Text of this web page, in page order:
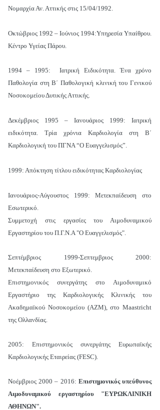
Νομαρχία Αν. Αττικής στις 15/04/1992.
Οκτώβριος 1992 – Ιούνιος 1994:Υπηρεσία Υπαίθρου.
Κέντρο Υγείας Πάρου.
1994 – 1995: Ιατρική Ειδικότητα. Ένα χρόνο
Παθολογία στη Β΄ Παθολογική κλινική του Γενικού
Νοσοκομείου Δυτικής Αττικής.
Δεκέμβριος 1995 – Ιανουάριος 1999: Ιατρική
ειδικότητα. Τρία χρόνια Καρδιολογία στη Β΄
Καρδιολογική του ΠΓΝΑ “Ο Ευαγγελισμός”.
1999: Απόκτηση τίτλου ειδικότητας Καρδιολογίας
Ιανουάριος-Αύγουστος 1999: Μετεκπαίδευση στο
Εσωτερικό.
Συμμετοχή στις εργασίες του Αιμοδυναμικού
Εργαστηρίου του Π.Γ.Ν.Α "Ο Ευαγγελισμός".
Σεπτέμβριος 1999-Σεπτεμβριος 2000:
Mετεκπαίδευση στο Εξωτερικό.
Επιστημονικός συνεργάτης στο Αιμοδυναμικό
Εργαστήριο της Καρδιολογικής Κλινικής του
Ακαδημαïκού Νοσοκομείου (AZM), στο Maastricht
της Ολλανδίας.
2005: Επιστημονικός συνεργάτης Ευρωπαϊκής
Καρδιολογικής Εταιρείας (FESC).
Νοέμβριος 2000 – 2016: Επιστημονικός υπεύθυνος
Αιμοδυναμικού εργαστηρίου "ΕΥΡΩΚΛΙΝΙΚΗ
ΑΘΗΝΩΝ".